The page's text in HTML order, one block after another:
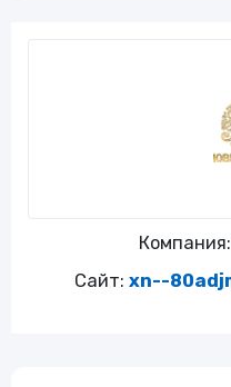
Компания:
Сайт: xn--